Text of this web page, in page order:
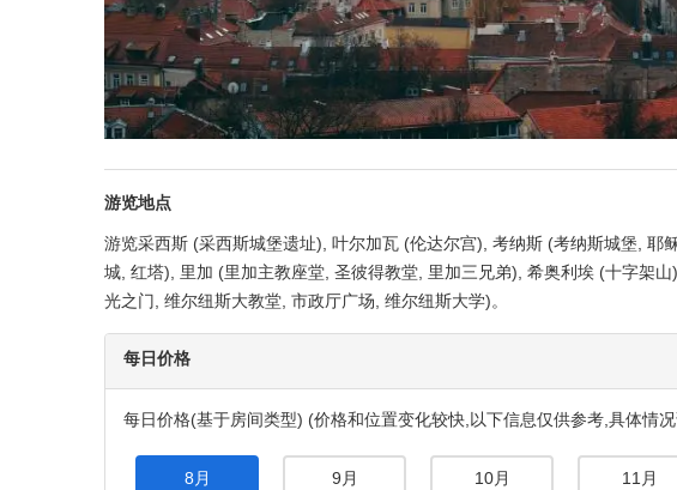
游览地点
游览采西斯 (采西斯城堡遗址), 叶尔加瓦 (伦达尔宫), 考纳斯 (考纳斯城堡, 耶
城, 红塔), 里加 (里加主教座堂, 圣彼得教堂, 里加三兄弟), 希奥利埃 (十字架
光之门, 维尔纽斯大教堂, 市政厅广场, 维尔纽斯大学)。
每日价格
每日价格(基于房间类型) (价格和位置变化较快,以下信息仅供参考,具体情
8月
9月
10月
11月